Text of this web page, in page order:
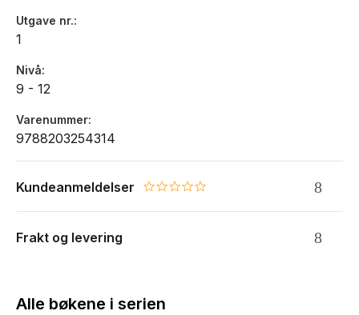
Utgave nr.
1
Nivå
9 - 12
Varenummer
9788203254314
Kundeanmeldelser 0.0 star rating
Frakt og levering
Alle bøkene i serien